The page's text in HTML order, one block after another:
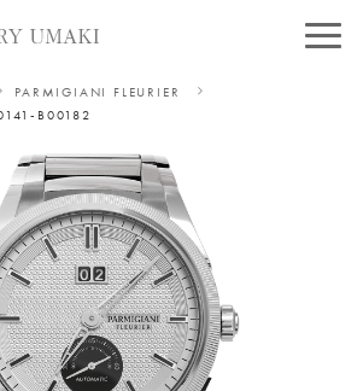
PARMIGIANI FLEURIER
B00182